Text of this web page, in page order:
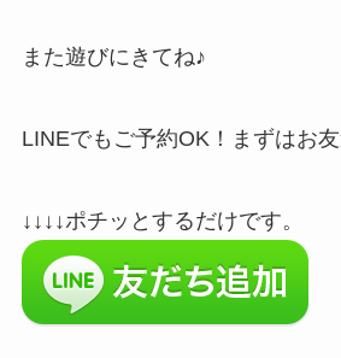
また遊びにきてね♪
LINEでもご予約OK！まずはお
↓↓↓↓ポチッとするだけです。